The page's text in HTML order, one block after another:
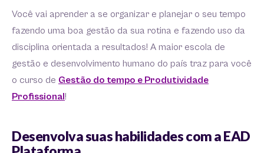
Você vai aprender a se organizar e planejar o seu tempo
fazendo uma boa gestão da sua rotina e fazendo uso da
disciplina orientada a resultados! A maior escola de
gestão e desenvolvimento humano do país traz para você
o curso de Gestão do tempo e Produtividade
Profissional!
Desenvolva suas habilidades com a EAD